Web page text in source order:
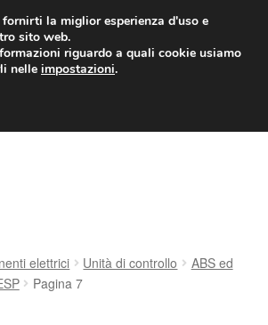
da 7 EUR
- 16:00/800 580 290
elettrici Unità di controllo
ABS ed
Pagina 7
la miglior esperienza d'uso e
sito web.
riguardo a quali cookie usiamo
nelle impostazioni.